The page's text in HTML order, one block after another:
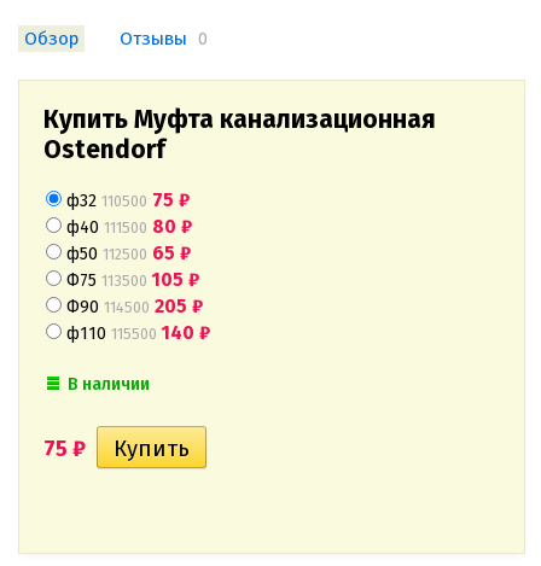
Обзор Отзывы 0
Купить Муфта канализационная
Ostendorf
ф32 110500 75 ₽
ф40 111500 80 ₽
ф50 112500 65 ₽
Ф75 113500 105 ₽
Ф90 114500 205 ₽
ф110 115500 140 ₽
В наличии
75 ₽